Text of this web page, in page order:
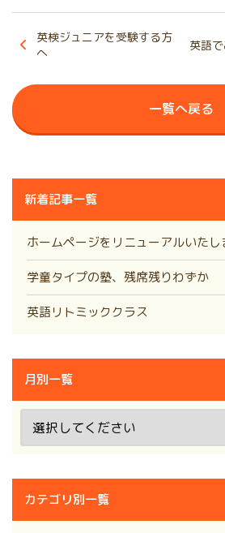
英検ジュニアを受験する方
へ
英語
一覧へ戻る
新着記事一覧
ホームページをリニューアルいたし
学童タイプの塾、残席残りわずか
英語リトミッククラス
月別一覧
カテゴリ別一覧